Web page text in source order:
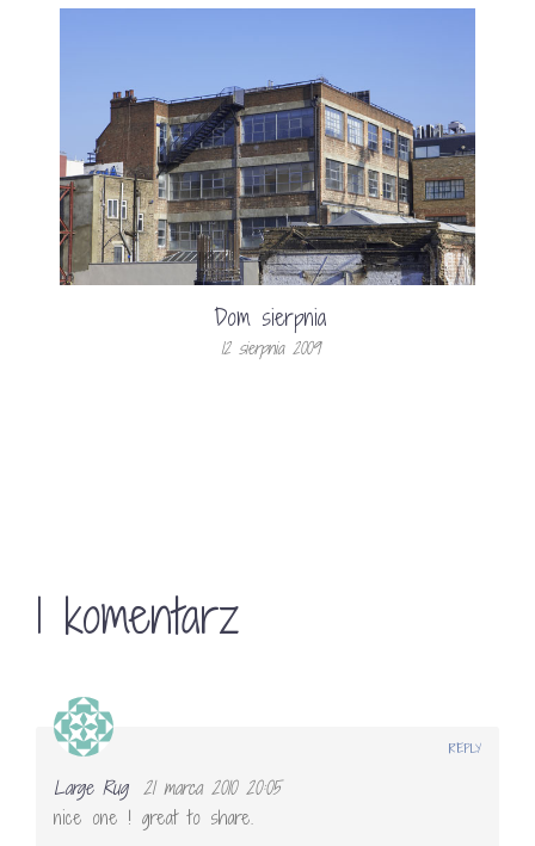
Dom sierpnia
12 sierpnia 2009
1 komentarz
Large Rug 21 marca 2010 20:05
nice one ! great to share.
REPLY